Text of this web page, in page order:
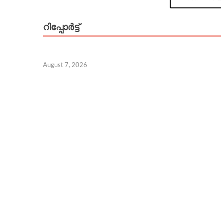
റിപ്പോര്‍ട്ട്
August 7, 2026